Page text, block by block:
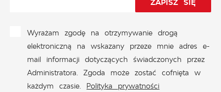
Wyrażam zgodę na otrzymywanie drogą
elektroniczną na wskazany przeze mnie adres e-
mail informacji dotyczących świadczonych przez
Administratora. Zgoda może zostać cofnięta w
każdym czasie. Polityka prywatności